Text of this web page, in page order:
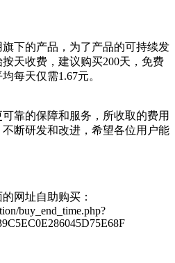
下的产品，为了产品的可持续发
天收费，建议购买200天，免费
每天仅需1.67元。
靠的保障和服务，所收取的费用
断研发和改进，希望各位用户能
网址自助购买：
buy_end_time.php?